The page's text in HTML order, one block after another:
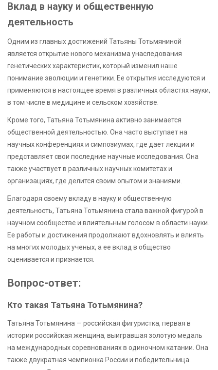
Вклад в науку и общественную
деятельность
Одним из главных достижений Татьяны Тотьмяниной
является открытие нового механизма унаследования
генетических характеристик, который изменил наше
понимание эволюции и генетики. Ее открытия исследуются и
применяются в настоящее время в различных областях науки,
в том числе в медицине и сельском хозяйстве.
Кроме того, Татьяна Тотьмянина активно занимается
общественной деятельностью. Она часто выступает на
научных конференциях и симпозиумах, где дает лекции и
представляет свои последние научные исследования. Она
также участвует в различных научных комитетах и
организациях, где делится своим опытом и знаниями.
Благодаря своему вкладу в науку и общественную
деятельность, Татьяна Тотьмянина стала важной фигурой в
научном сообществе и влиятельным голосом в области науки.
Ее работы и достижения продолжают вдохновлять и влиять
на многих молодых ученых, а ее вклад в общество
оценивается и признается.
Вопрос-ответ:
Кто такая Татьяна Тотьмянина?
Татьяна Тотьмянина — российская фигуристка, первая в
истории российская женщина, выигравшая золотую медаль
на международных соревнованиях в одиночном катании. Она
также двукратная чемпионка России и победительница